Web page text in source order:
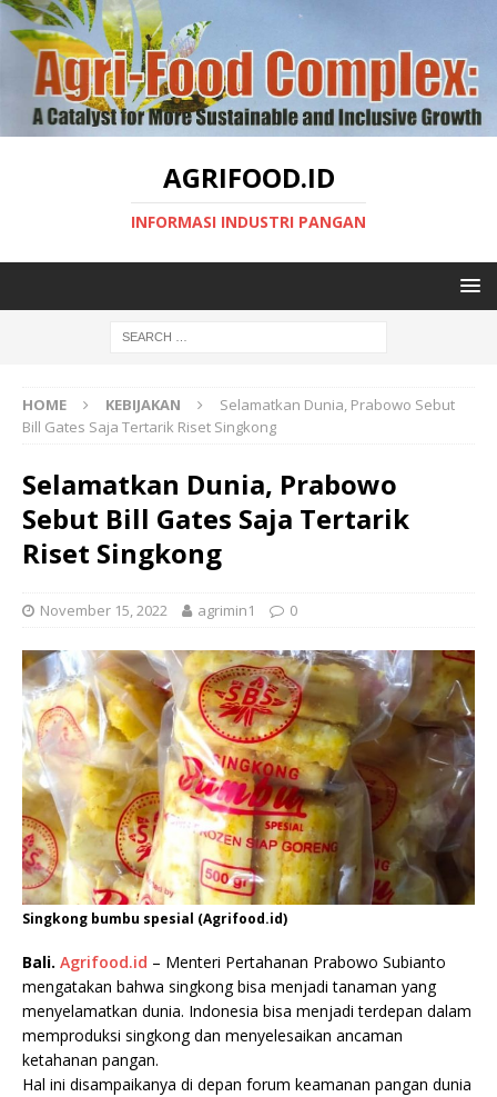
AGRIFOOD.ID
INFORMASI INDUSTRI PANGAN
HOME KEBIJAKAN
Selamatkan Dunia, Prabowo Sebut
Bill Gates Saja Tertarik Riset Singkong
Selamatkan Dunia, Prabowo
Sebut Bill Gates Saja Tertarik
Riset Singkong
November 15, 2022 agrimin1 0
Singkong bumbu spesial (Agrifood.id)
Bali. Agrifood.id – Menteri Pertahanan Prabowo Subianto
mengatakan bahwa singkong bisa menjadi tanaman yang
menyelamatkan dunia. Indonesia bisa menjadi terdepan dalam
memproduksi singkong dan menyelesaikan ancaman
ketahanan pangan.
Hal ini disampaikanya di depan forum keamanan pangan dunia